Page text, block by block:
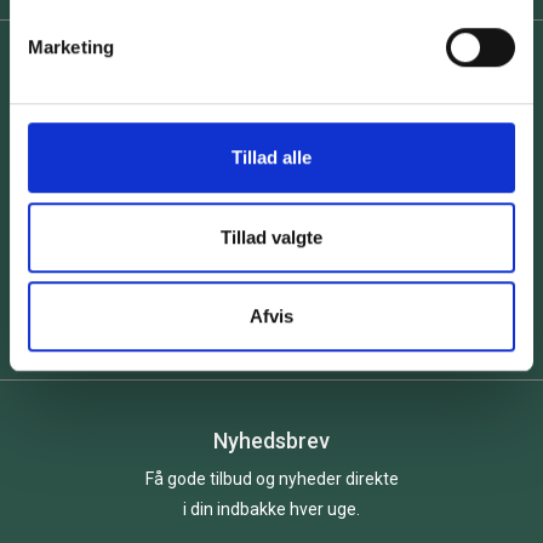
Marketing
Tillad alle
Tillad valgte
Afvis
Vi er e-mærke godkendt
Nyhedsbrev
Få gode tilbud og nyheder direkte
i din indbakke hver uge.